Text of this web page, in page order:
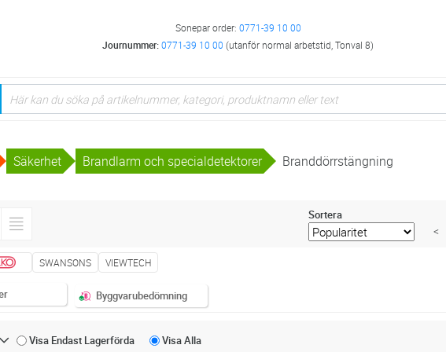
Sonepar order: 0771-39 10 00
Journummer:0771-39 10 00 (utanför normal arbetstid, Tonval 8)
Säkerhet Brandlarm och specialdetektorer Branddörrstängning
Sortera
<
SWANSONS VIEWTECH
Byggvarubedömning
Visa Endast Lagerförda VisaAlla